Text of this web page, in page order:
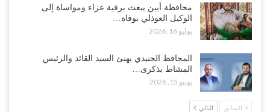
للسعودية بشأن النفط..!
أغسطس 6, 2026
“تقرير“| عرب جورنال: استقالة مدير مكتب العليمي.. هل دخلت سلطة
الرئاسي مرحلة التفكك المؤسسي..!
أغسطس 5, 2026
حضرموت على حافة الانفجار.. اشتباكات قبلية مع فصائل سعودية
محافظة أبين يبعث برقية عزاء ومواساة إلى
الوكيل العوذلي بوفاة…
يوليو 16, 2026
المحافظ الجنيدي يهنئ السيد القائد والرئيس
المشاط بذكرى…
يونيو 15, 2026
السابق التالي